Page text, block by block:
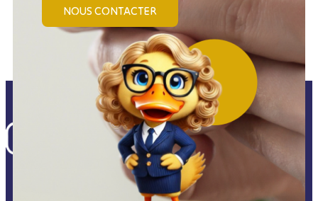
NOUS CONTACTER
Informations